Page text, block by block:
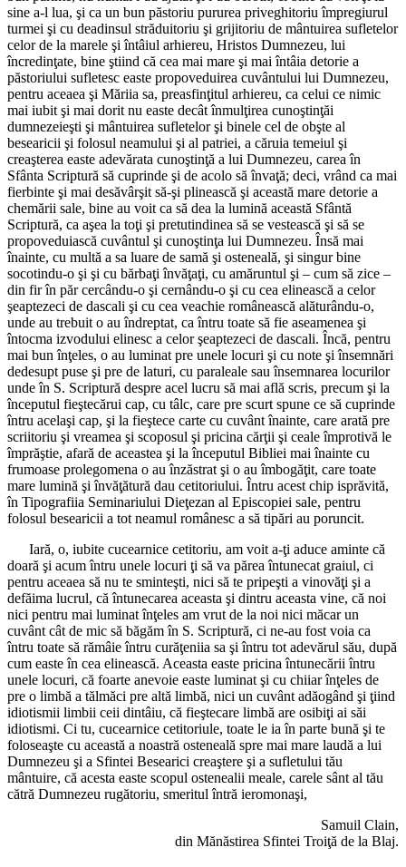
sine a-l lua, şi ca un bun păstoriu pururea priveghitoriu împregiurul
turmei şi cu deadinsul străduitoriu şi grijitoriu de mântuirea sufletelor
celor de la marele şi întâiul arhiereu, Hristos Dumnezeu, lui
încredinţate, bine ştiind că cea mai mare şi mai întâia detorie a
păstoriului sufletesc easte propoveduirea cuvântului lui Dumnezeu,
pentru aceaea şi Măriia sa, preasfinţitul arhiereu, ca celui ce nimic
mai iubit şi mai dorit nu easte decât înmulţirea cunoştinţăi
dumnezeieşti şi mântuirea sufletelor şi binele cel de obşte al
besearicii şi folosul neamului şi al patriei, a căruia temeiul şi
creaşterea easte adevărata cunoştinţă a lui Dumnezeu, carea în
Sfânta Scriptură să cuprinde şi de acolo să învaţă; deci, vrând ca mai
fierbinte şi mai desăvârşit să-şi plinească şi această mare detorie a
chemării sale, bine au voit ca să dea la lumină această Sfântă
Scriptură, ca aşea la toţi şi pretutindinea să se vestească şi să se
propoveduiască cuvântul şi cunoştinţa lui Dumnezeu. Însă mai
înainte, cu multă a sa luare de samă şi osteneală, şi singur bine
socotindu-o şi şi cu bărbaţi învăţaţi, cu amăruntul şi – cum să zice –
din fir în păr cercându-o şi cernându-o şi cu cea elinească a celor
şeaptezeci de dascali şi cu cea veachie românească alăturându-o,
unde au trebuit o au îndreptat, ca întru toate să fie aseamenea şi
întocma izvodului elinesc a celor şeaptezeci de dascali. Încă, pentru
mai bun înţeles, o au luminat pre unele locuri şi cu note şi însemnări
dedesupt puse şi pre de laturi, cu paraleale sau însemnarea locurilor
unde în S. Scriptură despre acel lucru să mai află scris, precum şi la
începutul fieştecărui cap, cu tâlc, care pre scurt spune ce să cuprinde
întru acelaşi cap, şi la fieştece carte cu cuvânt înainte, care arată pre
scriitoriu şi vreamea şi scoposul şi pricina cărţii şi ceale împrotivă le
împrăştie, afară de aceastea şi la începutul Bibliei mai înainte cu
frumoase prolegomena o au înzăstrat şi o au îmbogăţit, care toate
mare lumină şi învăţătură dau cetitoriului. Întru acest chip isprăvită,
în Tipografiia Seminariului Dieţezan al Episcopiei sale, pentru
folosul besearicii a tot neamul românesc a să tipări au poruncit.
Iară, o, iubite cucearnice cetitoriu, am voit a-ţi aduce aminte că
doară şi acum întru unele locuri ţi să va părea întunecat graiul, ci
pentru aceaea să nu te sminteşti, nici să te pripeşti a vinovăţi şi a
defăima lucrul, că întunecarea aceasta şi dintru aceasta vine, că noi
nici pentru mai luminat înţeles am vrut de la noi nici măcar un
cuvânt cât de mic să băgăm în S. Scriptură, ci ne-au fost voia ca
întru toate să rămâie întru curăţeniia sa şi întru tot adevărul său, după
cum easte în cea elinească. Aceasta easte pricina întunecării întru
unele locuri, că foarte anevoie easte luminat şi cu chiiar înţeles de
pre o limbă a tălmăci pre altă limbă, nici un cuvânt adăogând şi ţiind
idiotismii limbii ceii dintâiu, că fieştecare limbă are osibiţi ai săi
idiotismi. Ci tu, cucearnice cetitoriule, toate le ia în parte bună şi te
foloseaşte cu această a noastră osteneală spre mai mare laudă a lui
Dumnezeu şi a Sfintei Besearici creaştere şi a sufletului tău
mântuire, că acesta easte scopul ostenealii meale, carele sânt al tău
cătră Dumnezeu rugătoriu, smeritul întră ieromonaşi,
Samuil Clain,
din Mănăstirea Sfintei Troiţă de la Blaj.